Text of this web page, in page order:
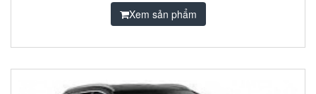
Xem sản phẩm